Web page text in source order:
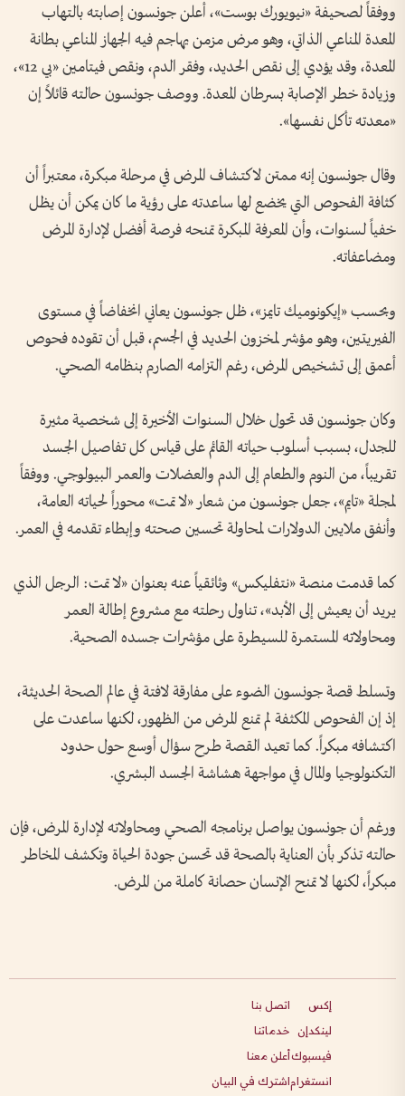
ووفقاً لصحيفة «نيويورك بوست»، أعلن جونسون إصابته بالتهاب
المعدة المناعي الذاتي، وهو مرض مزمن يهاجم فيه الجهاز المناعي بطانة
المعدة، وقد يؤدي إلى نقص الحديد، وفقر الدم، ونقص فيتامين «بي 12»،
وزيادة خطر الإصابة بسرطان المعدة. ووصف جونسون حالته قائلاً إن
«معدته تأكل نفسها».
وقال جونسون إنه ممتن لاكتشاف المرض في مرحلة مبكرة، معتبراً أن
كثافة الفحوص التي يخضع لها ساعدته على رؤية ما كان يمكن أن يظل
خفياً لسنوات، وأن المعرفة المبكرة تمنحه فرصة أفضل لإدارة المرض
ومضاعفاته.
وبحسب «إيكونوميك تايمز»، ظل جونسون يعاني انخفاضاً في مستوى
الفيريتين، وهو مؤشر لمخزون الحديد في الجسم، قبل أن تقوده فحوص
أعمق إلى تشخيص المرض، رغم التزامه الصارم بنظامه الصحي.
وكان جونسون قد تحول خلال السنوات الأخيرة إلى شخصية مثيرة
للجدل، بسبب أسلوب حياته القائم على قياس كل تفاصيل الجسد
تقريباً، من النوم والطعام إلى الدم والعضلات والعمر البيولوجي. ووفقاً
لمجلة «تايم»، جعل جونسون من شعار «لا تمت» محوراً لحياته العامة،
وأنفق ملايين الدولارات لمحاولة تحسين صحته وإبطاء تقدمه في العمر.
كما قدمت منصة «نتفليكس» وثائقياً عنه بعنوان «لا تمت: الرجل الذي
يريد أن يعيش إلى الأبد»، تناول رحلته مع مشروع إطالة العمر
ومحاولاته المستمرة للسيطرة على مؤشرات جسده الصحية.
وتسلط قصة جونسون الضوء على مفارقة لافتة في عالم الصحة الحديثة،
إذ إن الفحوص المكثفة لم تمنع المرض من الظهور، لكنها ساعدت على
اكتشافه مبكراً. كما تعيد القصة طرح سؤال أوسع حول حدود
التكنولوجيا والمال في مواجهة هشاشة الجسد البشري.
ورغم أن جونسون يواصل برنامجه الصحي ومحاولاته لإدارة المرض، فإن
حالته تذكر بأن العناية بالصحة قد تحسن جودة الحياة وتكشف المخاطر
مبكراً، لكنها لا تمنح الإنسان حصانة كاملة من المرض.
إكس
لينكدإن
فيسبوك
انستغرام
اتصل بنا
خدماتنا
أعلن معنا
اشترك في البيان